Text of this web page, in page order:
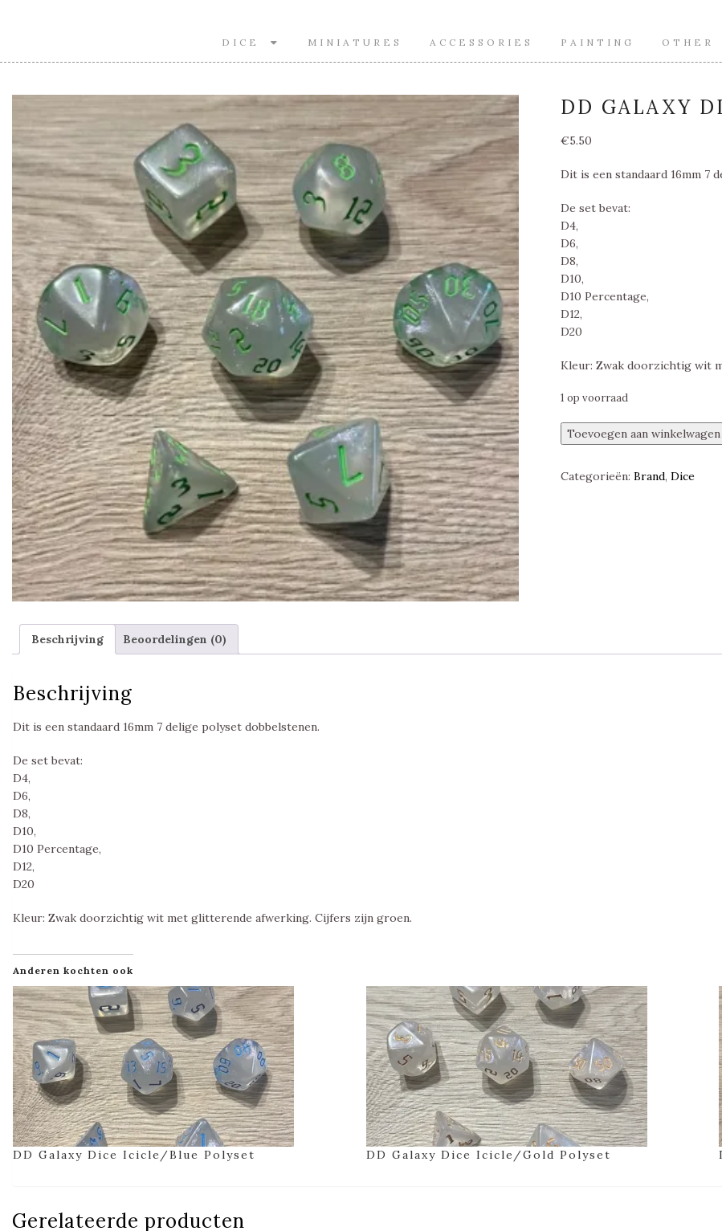
DICE MINIATURES ACCESSORIES PAINTING OTHER
DD GALAXY
€5.50
Dit is een standaard 16mm 7
De set bevat:
D4,
D6,
D8,
D10,
D10 Percentage,
D12,
D20
Kleur: Zwak doorzichtig wit
1 op voorraad
DD
Galaxy
Icicle/Green
Toevoegen aan winkelwagen
Categorieën:Brand,Dice
Beschrijving Beoordelingen (0)
Beschrijving
Dit is een standaard 16mm 7 delige polyset dobbelstenen.
De set bevat:
D4,
D6,
D8,
D10,
D10 Percentage,
D12,
D20
Kleur: Zwak doorzichtig wit met glitterende afwerking. Cijfers zijn groen.
Anderen kochten ook
DD Galaxy Dice Icicle/Blue Polyset DD Galaxy Dice Icicle/Gold Polyset
Gerelateerde producten